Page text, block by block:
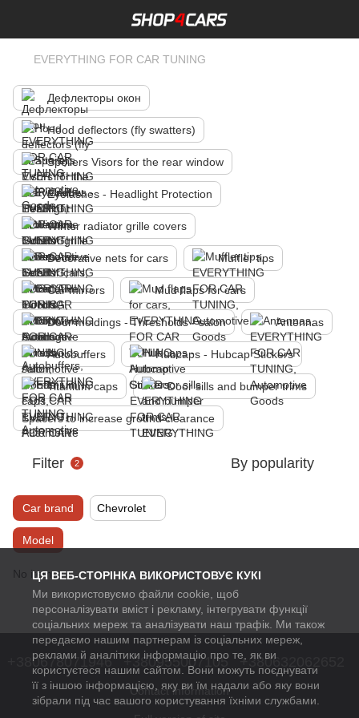
ЦЯ ВЕБ-СТОРІНКА ВИКОРИСТОВУЄ КУКІ
Ми використовуємо файли cookie, щоб
персоналізувати вміст і рекламу, інтегрувати функції
соціальних мереж та аналізувати наш трафік. Ми також
передаємо нашим партнерам із соціальних мереж,
реклами й аналітики інформацію про те, як ви
користуєтеся нашим сайтом. Вони можуть поєднувати
її з іншою інформацією, яку ви їм надали або яку вони
зібрали під час вашого користування їхніми службами.
EVERYTHING FOR CAR TUNING
Дефлекторы окон
Hood deflectors (fly swatters)
Spoilers Visors for the rear window
Eyelashes - Headlight Protection
Winter radiator grille covers
Decorative nets for cars Muffler tips
Car mirrors Mud flaps for cars
Door moldings - Thresholds - salon Antennas
Autobuffers Hubcaps - Hubcap Stickers
Titanium caps Door sills and bumper trims
Spacers to increase ground clearance
Filter 2 By popularity
Car brand Chevrolet
Model
No items
+380678071946 +380955007105 +380632062652
Contact information